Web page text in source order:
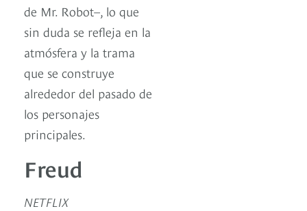
de Mr. Robot–, lo que
sin duda se refleja en la
atmósfera y la trama
que se construye
alrededor del pasado de
los personajes
principales.
Freud
NETFLIX